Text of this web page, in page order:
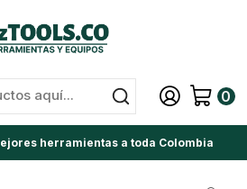
0
herramientas a toda Colombia